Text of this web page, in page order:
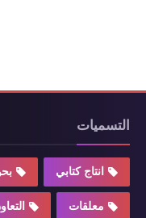
التسميات
انتاج كتابي
معلقات